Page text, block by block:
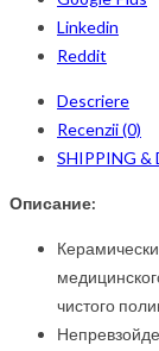
Linkedin
Reddit
Descriere
Recenzii (0)
SHIPPING &
Описание:
чистого